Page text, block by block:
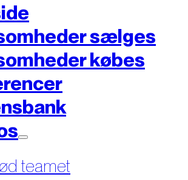
sælges
købes
teamet